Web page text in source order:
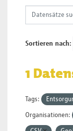
Sortieren nach
1
Tags:
Organisationen: